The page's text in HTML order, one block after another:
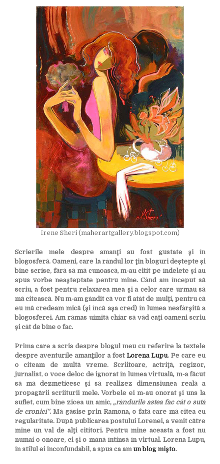
Irene Sheri (maherartgallery.blogspot.com)
Scrierile mele despre amanţi au fost gustate şi în
blogosferă. Oameni, care la rândul lor ţin bloguri deştepte şi
bine scrise, fără să mă cunoască, m-au citit pe îndelete şi au
spus vorbe neaşteptate pentru mine. Când am început să
scriu, a fost pentru relaxarea mea şi a celor care urmau să
mă citească. Nu m-am gândit că vor fi atât de mulţi, pentru că
eu mă credeam mică (şi încă aşa cred) în lumea nesfârşită a
blogosferei. Am rămas uimită chiar să văd câţi oameni scriu
şi cât de bine o fac.
Prima care a scris despre blogul meu cu referire la textele
despre aventurile amanţilor a fost Lorena Lupu. Pe care eu
o citeam de multă vreme. Scriitoare, actriţă, regizor,
jurnalist, o voce deloc de ignorat în lumea virtuală, m-a făcut
să mă dezmeticesc şi să realizez dimensiunea reală a
propagării scriiturii mele. Vorbele ei m-au onorat şi uns la
suflet, cum bine zicea un amic,„rândurile astea fac cât o sută
de cronici”. Mă găsise prin Ramona, o fată care mă citea cu
regularitate. După publicarea postului Lorenei, a venit către
mine un val de alţi cititori. Pentru mine aceasta a fost nu
numai o onoare, ci şi o mână întinsă în virtual. Lorena Lupu,
în stilul ei inconfundabil, a spus ca am un blog mişto.